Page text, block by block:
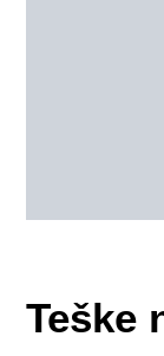
Teške